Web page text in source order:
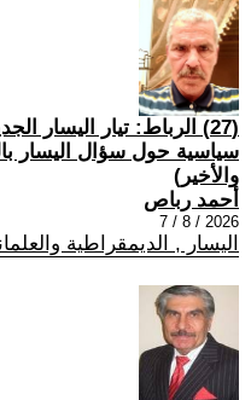
(27) الرباط: تيار اليسار
سياسية حول سؤال اليسار
والأخير)
أحمد رباص
2026 / 8 / 7
اليسار , الديمقراطية